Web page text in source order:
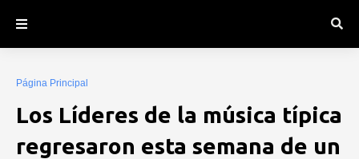
Página Principal
Los Líderes de la música típica
regresaron esta semana de un